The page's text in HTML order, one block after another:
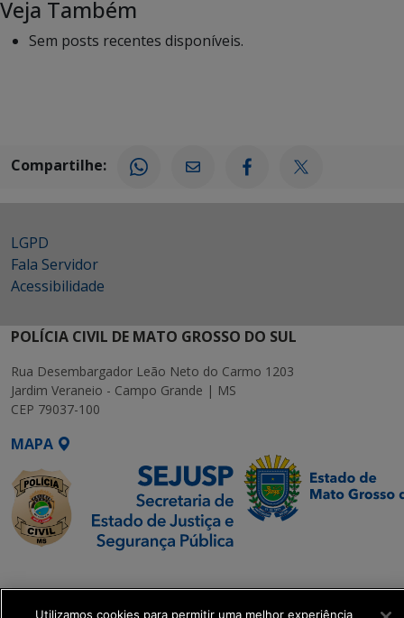
Veja Também
Sem posts recentes disponíveis.
Compartilhe:
LGPD
Fala Servidor
Acessibilidade
POLÍCIA CIVIL DE MATO GROSSO DO SUL
Rua Desembargador Leão Neto do Carmo 1203
Jardim Veraneio - Campo Grande | MS
CEP 79037-100
MAPA
Executiva de
Utilizamos cookies para permitir uma melhor experiência